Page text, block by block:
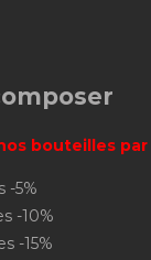
bouteilles
-5%
-10%
-15%